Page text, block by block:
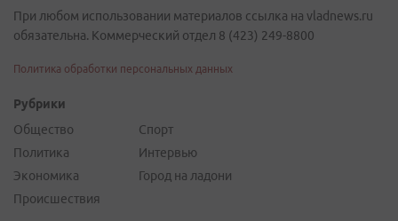
При любом использовании материалов ссылка на vladnews.ru
обязательна. Коммерческий отдел 8 (423) 249-8800
Политика обработки персональных данных
Рубрики
Общество
Политика
Экономика
Происшествия
Спорт
Интервью
Город на ладони